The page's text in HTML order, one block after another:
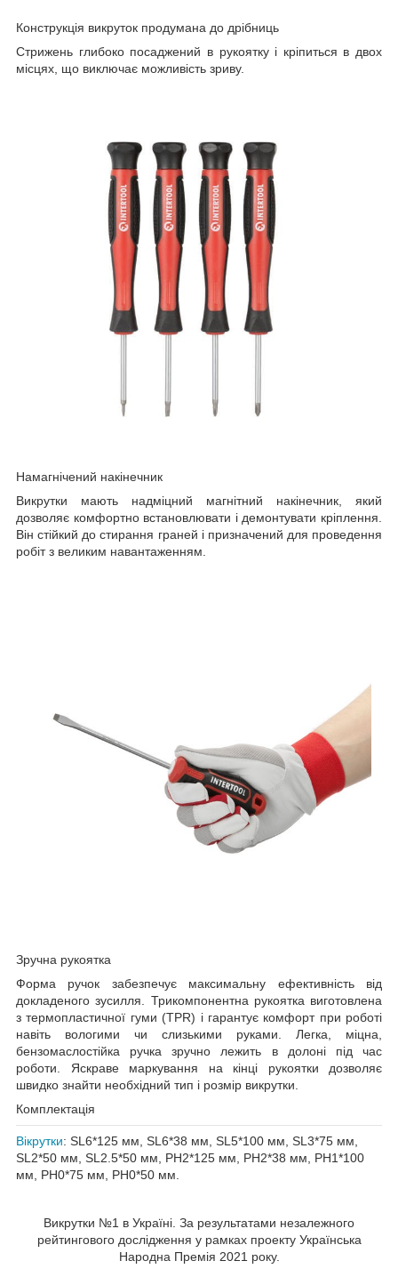
Конструкція викруток продумана до дрібниць
Стрижень глибоко посаджений в рукоятку і кріпиться в двох
місцях, що виключає можливість зриву.
Намагнічений накінечник
Викрутки мають надміцний магнітний накінечник, який
дозволяє комфортно встановлювати і демонтувати кріплення.
Він стійкий до стирання граней і призначений для проведення
робіт з великим навантаженням.
Зручна рукоятка
Форма ручок забезпечує максимальну ефективність від
докладеного зусилля. Трикомпонентна рукоятка виготовлена
з термопластичної гуми (TPR) і гарантує комфорт при роботі
навіть вологими чи слизькими руками. Легка, міцна,
бензомаслостійка ручка зручно лежить в долоні під час
роботи. Яскраве маркування на кінці рукоятки дозволяє
швидко знайти необхідний тип і розмір викрутки.
Комплектація
Вікрутки: SL6*125 мм, SL6*38 мм, SL5*100 мм, SL3*75 мм,
SL2*50 мм, SL2.5*50 мм, PH2*125 мм, PH2*38 мм, PH1*100
мм, PH0*75 мм, PH0*50 мм.
Викрутки №1 в Україні. За результатами незалежного
рейтингового дослідження у рамках проекту Українська
Народна Премія 2021 року.